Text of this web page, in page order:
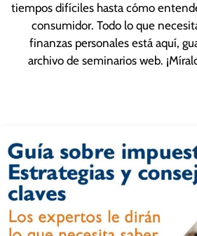
tiempos difíciles hasta cómo
consumidor. Todo lo que
finanzas personales está aquí,
archivo de seminarios web.